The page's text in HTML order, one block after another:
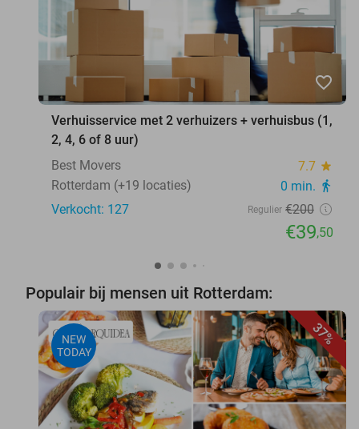
favorite_border
Verhuisservice met 2 verhuizers + verhuisbus (1,
2, 4, 6 of 8 uur)
Best Movers
7.7 star
Rotterdam (+19 locaties) 0 min. directions_walk
Verkocht: 127 Regulier €200
€39,50
Populair bij mensen uit Rotterdam:
37%
NEW
TODAY